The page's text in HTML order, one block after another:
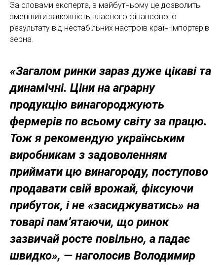
За словами експерта, в майбутньому це дозволить
зменшити залежність власного фінансового
результату від нестабільних настроїв країн-імпортерів
зерна.
«Загалом ринки зараз дуже цікаві та
динамічні. Ціни на аграрну
продукцію винагороджують
фермерів по всьому світу за працю.
Тож я рекомендую українським
виробникам з задоволенням
приймати цю винагороду, поступово
продавати свій врожай, фіксуючи
прибуток, і не «засиджуватись» на
товарі пам’ятаючи, що ринок
зазвичай росте повільно, а падає
швидко», — наголосив Володимир